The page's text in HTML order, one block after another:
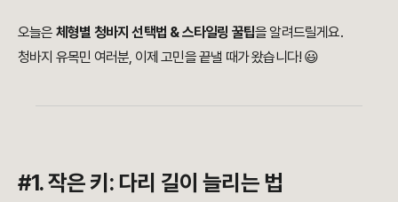
오늘은 체형별 청바지 선택법 & 스타일링 꿀팁을 알려드릴게요.
청바지 유목민 여러분, 이제 고민을 끝낼 때가 왔습니다! 😃
#1. 작은 키: 다리 길이 늘리는 법